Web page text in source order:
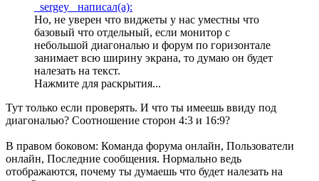
_sergey_ написал(а):
Но, не уверен что виджеты у нас уместны что
базовый что отдельный, если монитор с
небольшой диагональю и форум по горизонтале
занимает всю ширину экрана, то думаю он будет
налезать на текст.
Нажмите для раскрытия...
Тут только если проверять. И что ты имеешь ввиду под
диагональю? Соотношение сторон 4:3 и 16:9?
В правом боковом: Команда форума онлайн, Пользователи
онлайн, Последние сообщения. Нормально ведь
отображаются, почему ты думаешь что будет налезать на